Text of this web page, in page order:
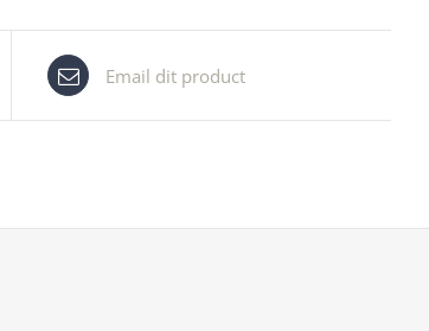
Email dit product